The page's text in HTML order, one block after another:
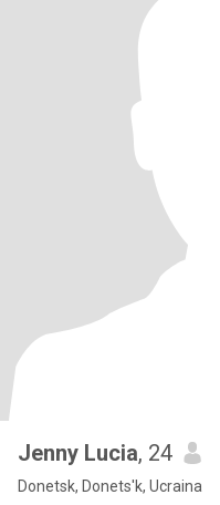
Jenny Lucia, 24
Donetsk, Donets'k, Ucraina